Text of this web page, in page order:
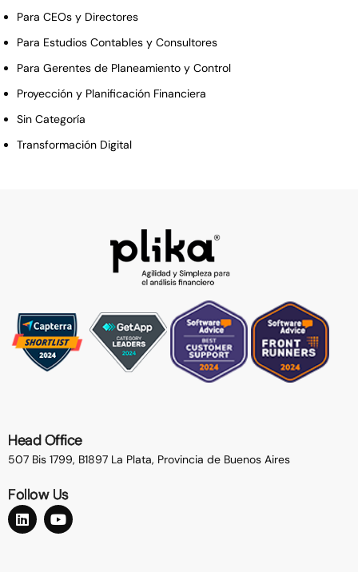
Para CEOs y Directores
Para Estudios Contables y Consultores
Para Gerentes de Planeamiento y Control
Proyección y Planificación Financiera
Sin Categoría
Transformación Digital
Head Office
507 Bis 1799, B1897 La Plata, Provincia de Buenos Aires
Follow Us